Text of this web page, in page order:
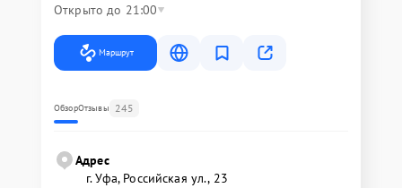
Открыто до 21:00
Маршрут
ОбзорОтзывы 245
Адрес
г. Уфа, Российская ул., 23